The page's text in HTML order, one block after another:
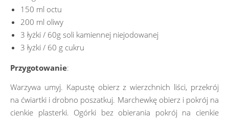
150 ml octu
200 ml oliwy
3 łyżki / 60g soli kamiennej niejodowanej
3 łyżki / 60 g cukru
Przygotowanie:
Warzywa umyj. Kapustę obierz z wierzchnich liści, przekrój
na ćwiartki i drobno poszatkuj. Marchewkę obierz i pokrój na
cienkie plasterki. Ogórki bez obierania pokrój na cienkie